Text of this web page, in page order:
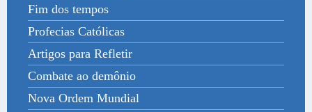
Fim dos tempos
Profecias Católicas
Artigos para Refletir
Combate ao demônio
Nova Ordem Mundial